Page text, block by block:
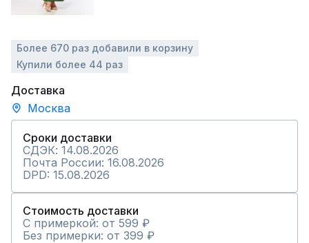
Более 670 раз добавили в корзину
Купили более 44 раз
Доставка
Москва
Сроки доставки
СДЭК: 14.08.2026
Почта России: 16.08.2026
DPD: 15.08.2026
Стоимость доставки
С примеркой: от 599 ₽
Без примерки: от 399 ₽